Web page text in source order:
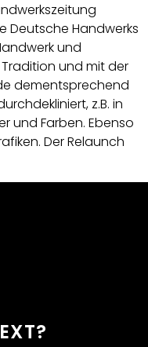
Deutsche Handwerks
und
und mit der
dementsprechend
z.B. in
und Farben. Ebenso
Der Relaunch